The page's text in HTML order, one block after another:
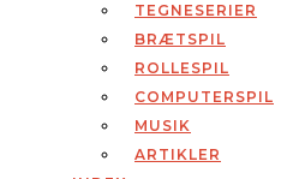
TEGNESERIER
BRÆTSPIL
ROLLESPIL
COMPUTERSPIL
MUSIK
ARTIKLER